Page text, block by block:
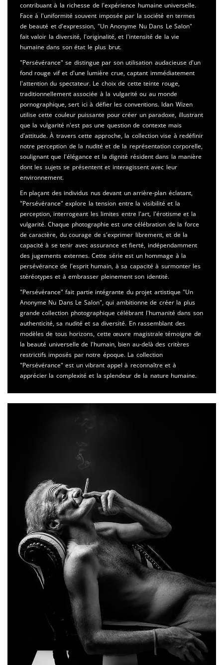
contribuant à la richesse de l'expérience humaine universelle.
Face à l'uniformité souvent imposée par la société en termes
de beauté et d'expression, "Un Anonyme Nu Dans Le Salon"
fait valoir la diversité, l'originalité, et l'intensité de la vie
humaine dans son état le plus brut.
"Persévérance" se distingue par son utilisation audacieuse d'un
fond rouge vif et d'une lumière crue, captant immédiatement
l'attention du spectateur. Le choix de cette teinte rouge,
traditionnellement associée à la vulgarité ou au monde
pornographique, sert ici à défier les conventions. Idan Wizen
utilise cette couleur puissante pour créer un paradoxe, illustrant
que la vulgarité n'est pas une question de contexte mais
d'attitude. À travers cette approche, la collection vise à redéfinir
notre perception de la nudité et de la représentation corporelle,
soulignant que l'élégance et la dignité résident dans la manière
dont les sujets se présentent et interagissent avec leur
environnement.
En plaçant des individus nus devant un arrière-plan éclatant,
"Persévérance" explore la tension entre la visibilité et la
perception, interrogeant les limites entre l'art, l'érotisme et la
vulgarité. Chaque photographie est une célébration de la force
de caractère, du courage de s'exprimer librement, et de la
capacité à se tenir avec assurance et fierté, indépendamment
des jugements externes. Cette série est un hommage à la
persévérance de l'esprit humain, à sa capacité à surmonter les
stéréotypes et à embrasser pleinement son identité.
"Persévérance" fait partie intégrante du projet artistique "Un
Anonyme Nu Dans Le Salon", qui ambitionne de créer la plus
grande collection photographique célébrant l'humanité dans son
authenticité, sa nudité et sa diversité. En rassemblant des
modèles de tous horizons, cette œuvre magistrale témoigne de
la beauté universelle de l'humain, bien au-delà des critères
restrictifs imposés par notre époque. La collection
"Persévérance" est un vibrant appel à reconnaître et à
apprécier la complexité et la splendeur de la nature humaine.